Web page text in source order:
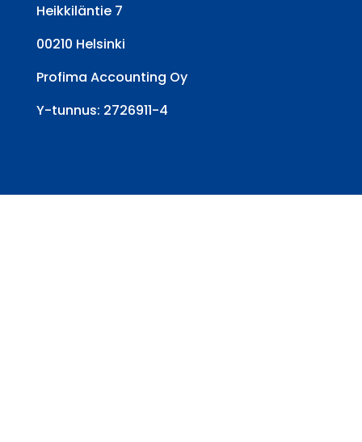
Heikkiläntie 7
00210 Helsinki
Profima Accounting Oy
Y-tunnus: 2726911-4